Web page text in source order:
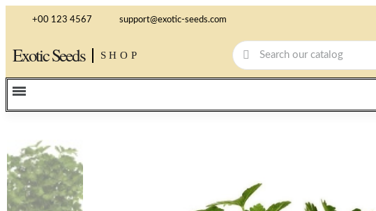
+00 123 4567 support@exotic-seeds.com
Exotic Seeds SHOP